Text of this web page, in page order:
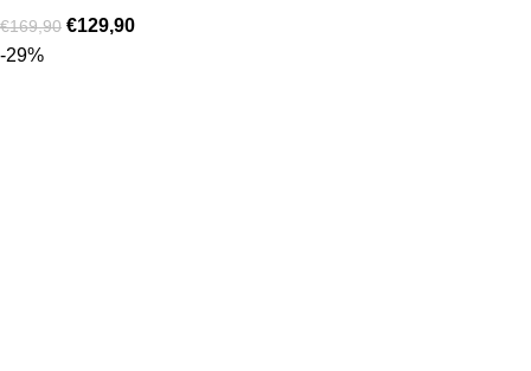
€169,90 €129,90
-29%